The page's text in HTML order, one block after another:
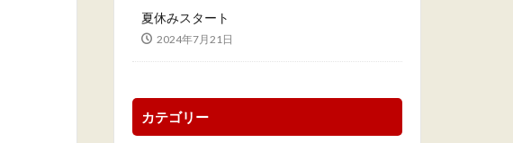
夏休みスタート
2024年7月21日
カテゴリー